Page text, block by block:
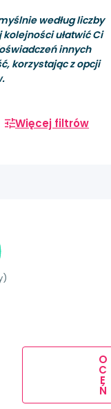
według liczby
ułatwić Ci
innych
korzystając z opcji
Więcej filtrów
O
C
E
Ń